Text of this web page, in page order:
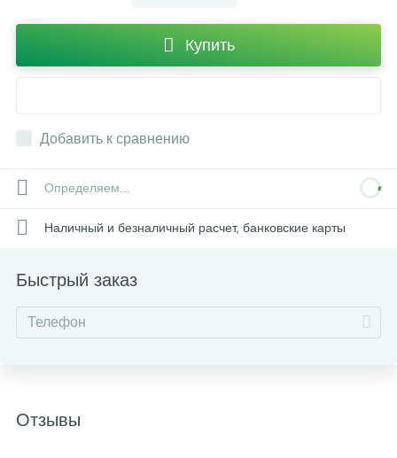
Купить
Добавить к сравнению
Определяем...
Наличный и безналичный расчет, банковские карты
Быстрый заказ
Отзывы